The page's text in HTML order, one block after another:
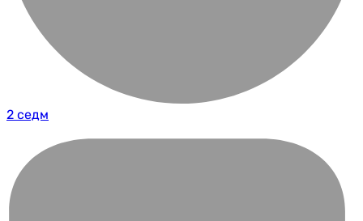
2 седм